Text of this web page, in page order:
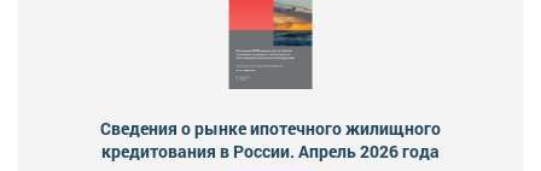
Сведения о рынке ипотечного жилищного
кредитования в России. Апрель 2026 года